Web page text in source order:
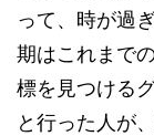
って、時が過
期はこれまで
標を見つける
と行った人が